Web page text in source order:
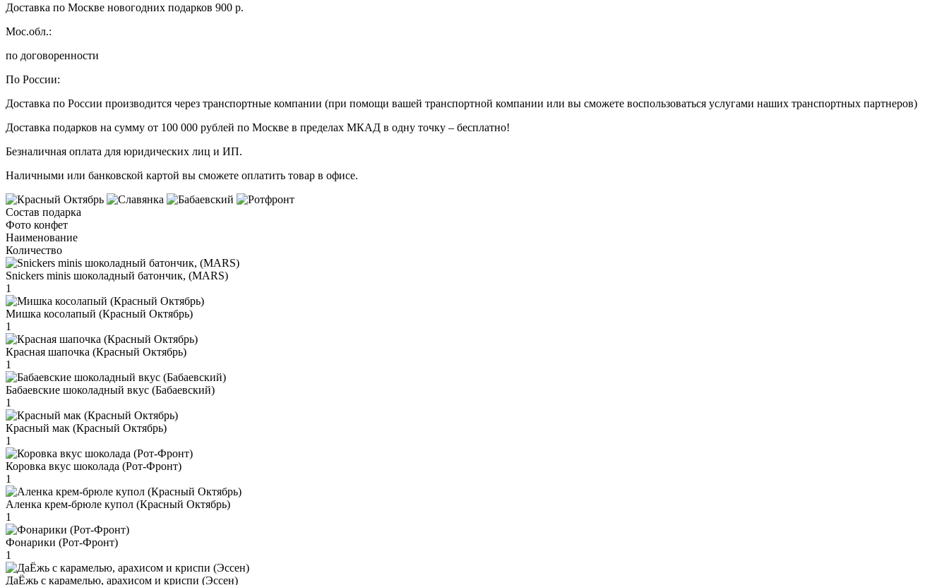
Доставка по Москве новогодних подарков 900 р.
Мос.обл.:
по договоренности
По России:
Доставка по России производится через транспортные компании (при помощи вашей транспортной компании или вы сможете воспользоваться услугами наших транспортных партнеров)
Доставка подарков на сумму от 100 000 рублей по Москве в пределах МКАД в одну точку – бесплатно!
Безналичная оплата для юридических лиц и ИП.
Наличными или банковской картой вы сможете оплатить товар в офисе.
Состав подарка
Фото конфет
Наименование
Количество
Snickers minis шоколадный батончик, (MARS)
1
Мишка косолапый (Красный Октябрь)
1
Красная шапочка (Красный Октябрь)
1
Бабаевские шоколадный вкус (Бабаевский)
1
Красный мак (Красный Октябрь)
1
Коровка вкус шоколада (Рот-Фронт)
1
Аленка крем-брюле купол (Красный Октябрь)
1
Фонарики (Рот-Фронт)
1
ДаЁжь с карамелью, арахисом и криспи (Эссен)